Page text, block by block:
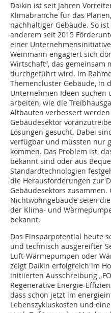
Daikin ist seit Jahren
Klimabranche für das
nachhaltiger Gebäude. So
anderem seit 2015
einer
Weinmann engagiert sich
Wirtschaft“, das gemeinsam
durchgeführt wird. Im
Themencluster Gebäude, in
Unternehmen Ideen suchen
arbeiten, wie die
Altbauten verbessert
Gebäudesektor
Lösungen gesucht. Dabei
verfügbar und müssten nur
kommen. Das Problem ist,
bekannt sind oder aus
Standardtechnologien
die Herausforderungen zur
Gebäudesektors
Nichtwohngebäude seien
der Klima- und
bekannt.
Das Einsparpotential heute
und technisch ausgereifter
Luft-Wärmepumpen oder
zeigt Daikin erfolgreich im
initiierten Ausschreibung
Regenerative Energie-
dass schon jetzt im
Lebenszykluskosten und